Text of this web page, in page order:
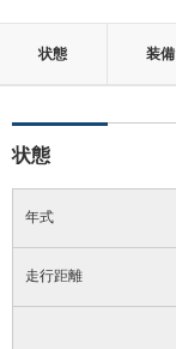
状態 装備
状態
年式
走行距離